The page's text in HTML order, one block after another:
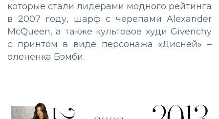
которые стали лидерами модного рейтинга
в 2007 году, шарф с черепами Alexander
McQueen, а также культовое худи Givenchy
с принтом в виде персонажа «Дисней» –
олененка Бэмби.